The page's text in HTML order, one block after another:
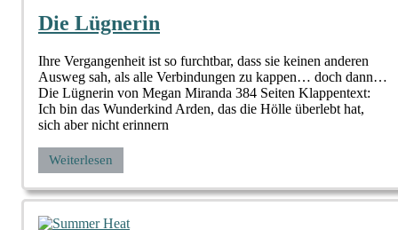
Die Lügnerin
Ihre Vergangenheit ist so furchtbar, dass sie keinen anderen
Ausweg sah, als alle Verbindungen zu kappen… doch dann…
Die Lügnerin von Megan Miranda 384 Seiten Klappentext:
Ich bin das Wunderkind Arden, das die Hölle überlebt hat,
sich aber nicht erinnern
Weiterlesen